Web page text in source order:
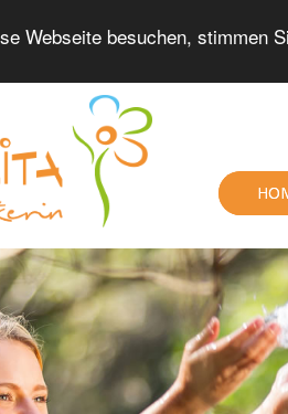
Webseite besuchen, stimmen